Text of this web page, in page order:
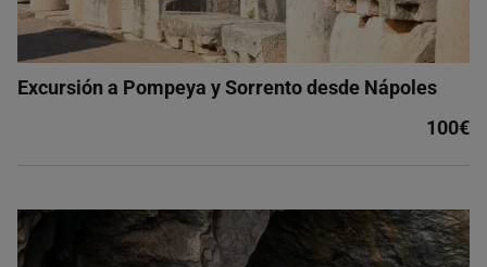
Excursión a Pompeya y Sorrento desde Nápoles
100€